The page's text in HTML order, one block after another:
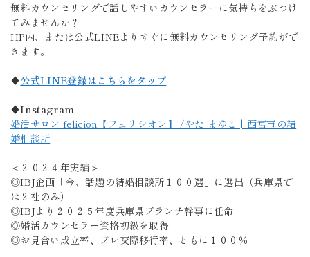
無料カウンセリングで話しやすいカウンセラーに気持ちをぶつけ
てみませんか？
HP内、または公式LINEよりすぐに無料カウンセリング予約がで
きます。
♦公式LINE登録はこちらをタップ
♦Instagram
婚活サロン felicion【フェリシオン】 /やた まゆこ | 西宮市の結
婚相談所
＜２０２４年実績＞
◎IBJ企画「今、話題の結婚相談所１００選」に選出（兵庫県で
は２社のみ）
◎IBJより２０２５年度兵庫県ブランチ幹事に任命
◎婚活カウンセラー資格初級を取得
◎お見合い成立率、プレ交際移行率、ともに１００％